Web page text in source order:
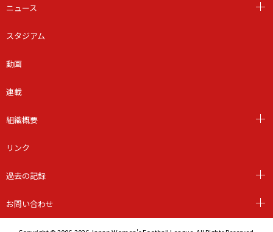
ニュース
スタジアム
動画
連載
組織概要
リンク
過去の記録
お問い合わせ